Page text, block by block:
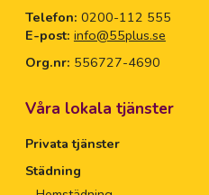
Telefon: 0200-112 555
E-post: info@55plus.se
Org.nr: 556727-4690
Våra lokala tjänster
Privata tjänster
Städning